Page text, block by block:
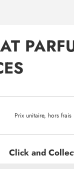
Prix unitaire, hors frais
Click and